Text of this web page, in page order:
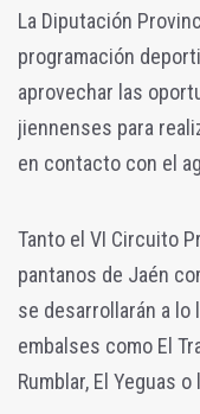
La Diputación
programación
aprovechar las
jiennenses para
en contacto con el
Tanto el VI Circuito
pantanos de Jaén
se desarrollarán a
embalses como El
Rumblar, El Yeguas